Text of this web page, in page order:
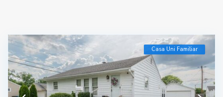
Casa Uni Familiar